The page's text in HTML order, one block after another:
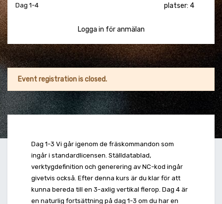
Dag 1-4
platser: 4
Logga in för anmälan
Event registration is closed.
Dag 1-3 Vi går igenom de fräskommandon som
ingår i standardlicensen. Ställdatablad,
verktygdefinition och generering av NC-kod ingår
givetvis också. Efter denna kurs är du klar för att
kunna bereda till en 3-axlig vertikal flerop. Dag 4 är
en naturlig fortsättning på dag 1-3 om du har en